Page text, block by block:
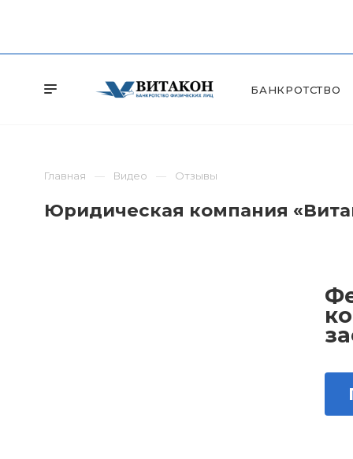
БАНКРОТСТВО
Главная Видео Отзывы
Юридическая компания